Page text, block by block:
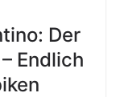
Der
Endlich